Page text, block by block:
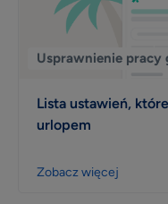
Usprawnienie pracy
Lista ustawień,
urlopem
Zobacz więcej